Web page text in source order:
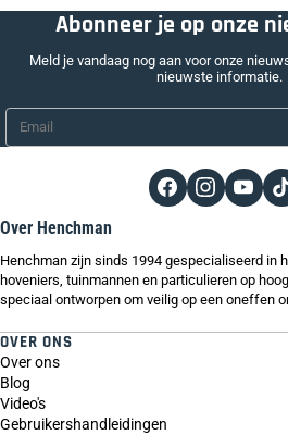
Abonneer je op onze
Meld je vandaag nog aan voor onze
nieuwste informatie.
Over Henchman
Henchman zijn sinds 1994 gespecialiseerd in
hoveniers, tuinmannen en particulieren op
speciaal ontworpen om veilig op een oneffen
OVER ONS
Over ons
Blog
Video's
Gebruikershandleidingen